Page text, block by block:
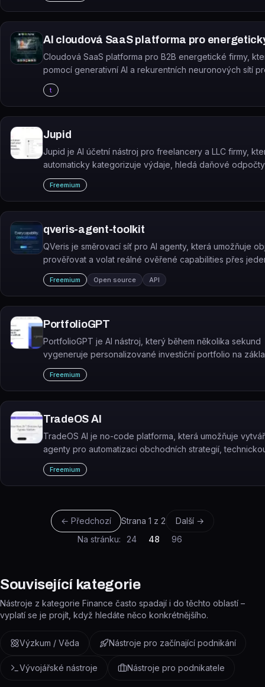
AI cloudová SaaS platforma pro
Cloudová SaaS platforma pro B2B energetické firmy,
pomocí generativní AI a rekurentních neuronových sítí
budoucí ceny elektřiny a plynu.
t
Jupid
Jupid je AI účetní nástroj pro freelancery a LLC firmy,
automaticky kategorizuje výdaje, hledá daňové
generuje formulář Schedule C.
Freemium
qveris-agent-toolkit
QVeris je směrovací síť pro AI agenty, která umožňuje
prověřovat a volat reálné ověřené capabilities přes
protokol.
Freemium Open source API
PortfolioGPT
PortfolioGPT je AI nástroj, který během několika sekund
vygeneruje personalizované investiční portfolio na
zadané výše investice, rizikového profilu, časového
investičního cíle.
Freemium
TradeOS AI
TradeOS AI je no-code platforma, která umožňuje
agenty pro automatizaci obchodních strategií,
a monitoring finančních trhů.
Freemium
← Předchozí Strana 1 z 2
Další →
Na stránku:
24 48 96
Související kategorie
Nástroje z kategorie Finance často spadají i do těchto oblastí –
vyplatí se je projít, když hledáte něco konkrétnějšího.
Výzkum / Věda Nástroje pro začínající podnikání
Vývojářské nástroje Nástroje pro podnikatele